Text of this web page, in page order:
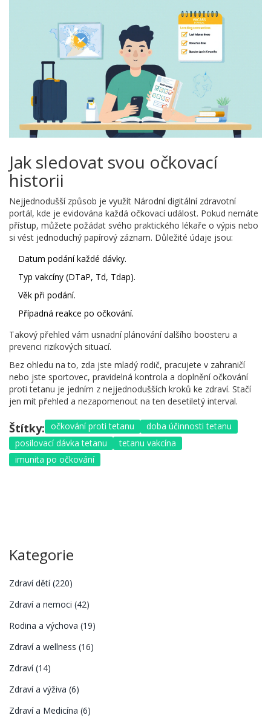
Jak sledovat svou očkovací
historii
Nejjednodušší způsob je využít Národní digitální zdravotní
portál, kde je evidována každá očkovací událost. Pokud nemáte
přístup, můžete požádat svého praktického lékaře o výpis nebo
si vést jednoduchý papírový záznam. Důležité údaje jsou:
Datum podání každé dávky.
Typ vakcíny (DTaP, Td, Tdap).
Věk při podání.
Případná reakce po očkování.
Takový přehled vám usnadní plánování dalšího boosteru a
prevenci rizikových situací.
Bez ohledu na to, zda jste mladý rodič, pracujete v zahraničí
nebo jste sportovec, pravidelná kontrola a doplnění očkování
proti tetanu je jedním z nejjednodušších kroků ke zdraví. Stačí
jen mít přehled a nezapomenout na ten desetiletý interval.
Štítky: očkování proti tetanu
doba účinnosti tetanu
posilovací dávka tetanu
tetanu vakcína
imunita po očkování
Kategorie
Zdraví dětí(220)
Zdraví a nemoci (42)
Rodina a výchova (19)
Zdraví a wellness (16)
Zdraví(14)
Zdraví a výživa (6)
Zdraví a Medicína (6)